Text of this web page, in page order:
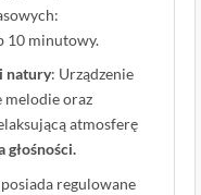
10 minutowy.
natury: Urządzenie
melodie oraz
atmosferę
głośności.
posiada regulowane